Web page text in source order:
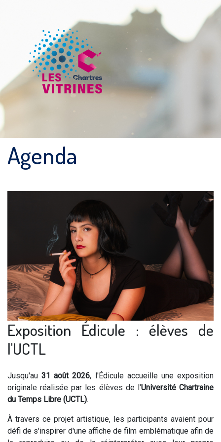
Agenda
Exposition Édicule : élèves de
l'UCTL
Jusqu'au31 août 2026, l'Édicule accueille une exposition
originale réalisée par les élèves de l'Université Chartraine
du Temps Libre (UCTL).
À travers ce projet artistique, les participants avaient pour
défi de s'inspirer d'une affiche de film emblématique afin de